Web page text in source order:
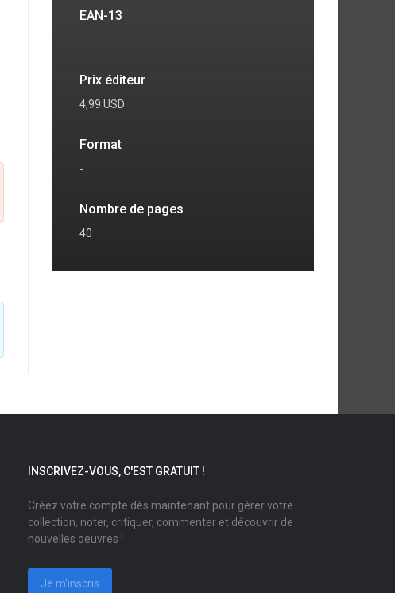
EAN-13
Prix éditeur
4,99 USD
Format
-
Nombre de pages
40
INSCRIVEZ-VOUS, C'EST GRATUIT !
Créez votre compte dès maintenant pour gérer votre
collection, noter, critiquer, commenter et découvrir de
nouvelles oeuvres !
Je m'inscris